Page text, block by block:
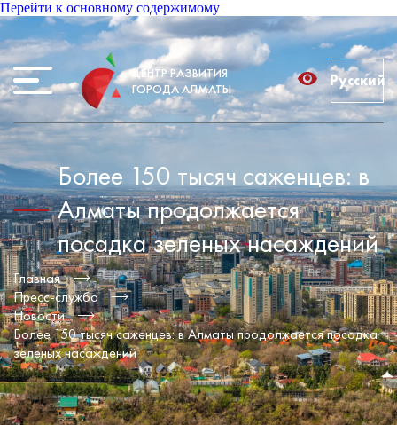
Перейти к основному содержимому
ЦЕНТР РАЗВИТИЯ
ГОРОДА АЛМАТЫ
Русский
Более 150 тысяч саженцев: в
Алматы продолжается
посадка зеленых насаждений
Главная
Пресс-служба
Новости
Более 150 тысяч саженцев: в Алматы продолжается посадка
зеленых насаждений